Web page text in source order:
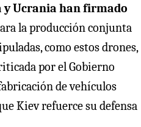
y Ucrania han firmado
la producción conjunta
como estos drones,
por el Gobierno
de vehículos
Kiev refuerce su defensa